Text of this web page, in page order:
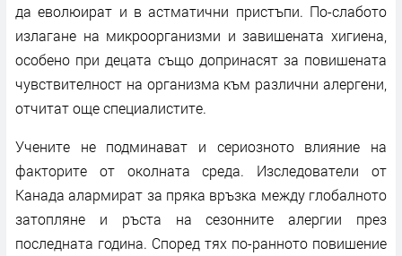
да еволюират и в астматични пристъпи. По-слабото
излагане на микроорганизми и завишената хигиена,
особено при децата също допринасят за повишената
чувствителност на организма към различни алергени,
отчитат още специалистите.
Учените не подминават и сериозното влияние на
факторите от околната среда. Изследователи от
Канада алармират за пряка връзка между глобалното
затопляне и ръста на сезонните алергии през
последната година. Според тях по-ранното повишение